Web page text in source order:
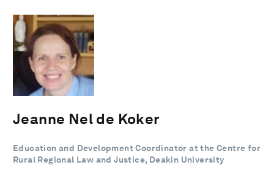
Jeanne Nel de Koker
Education and Development Coordinator at the Centre for
Rural Regional Law and Justice, Deakin University